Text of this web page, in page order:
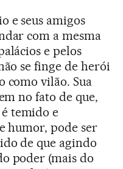
e seus amigos
com a mesma
e pelos
se finge de herói
como vilão. Sua
no fato de que,
temido e
humor, pode ser
de que agindo
poder (mais do